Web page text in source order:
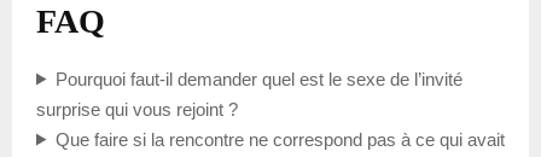
FAQ
Pourquoi faut-il demander quel est le sexe de l’invité
surprise qui vous rejoint ?
Que faire si la rencontre ne correspond pas à ce qui avait